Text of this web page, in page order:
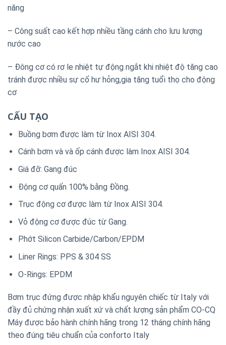
năng
– Công suất cao kết hợp nhiều tầng cánh cho lưu lượng
nước cao
– Đông cơ có rơ le nhiệt tự động ngắt khi nhiệt độ tăng cao
tránh được nhiều sự cố hư hỏng,gia tăng tuổi thọ cho động
cơ
CẤU TẠO
Buồng bơm được làm từ Inox AISI 304.
Cánh bơm và và ốp cánh được làm Inox AISI 304.
Giá đỡ: Gang đúc
Động cơ quấn 100% bằng Đồng.
Trục động cơ được làm từ Inox AISI 304.
Vỏ động cơ được đúc từ Gang.
Phớt Silicon Carbide/Carbon/EPDM
Liner Rings: PPS & 304 SS
O-Rings: EPDM
Bơm trục đứng được nhập khẩu nguyên chiếc từ Italy với
đầy đủ chứng nhận xuất xứ và chất lượng sản phẩm CO-CQ
Máy được bảo hành chính hãng trong 12 tháng chính hãng
theo đúng tiêu chuẩn của conforto Italy